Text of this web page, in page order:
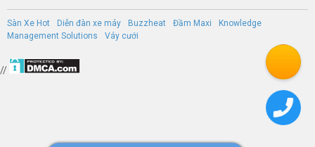
Sàn Xe Hot Diễn đàn xe máy Buzzheat Đầm Maxi
Knowledge
Management Solutions
Váy cưới
//